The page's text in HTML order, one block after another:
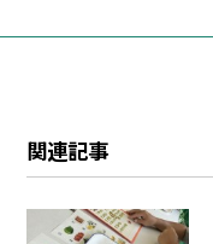
関連記事